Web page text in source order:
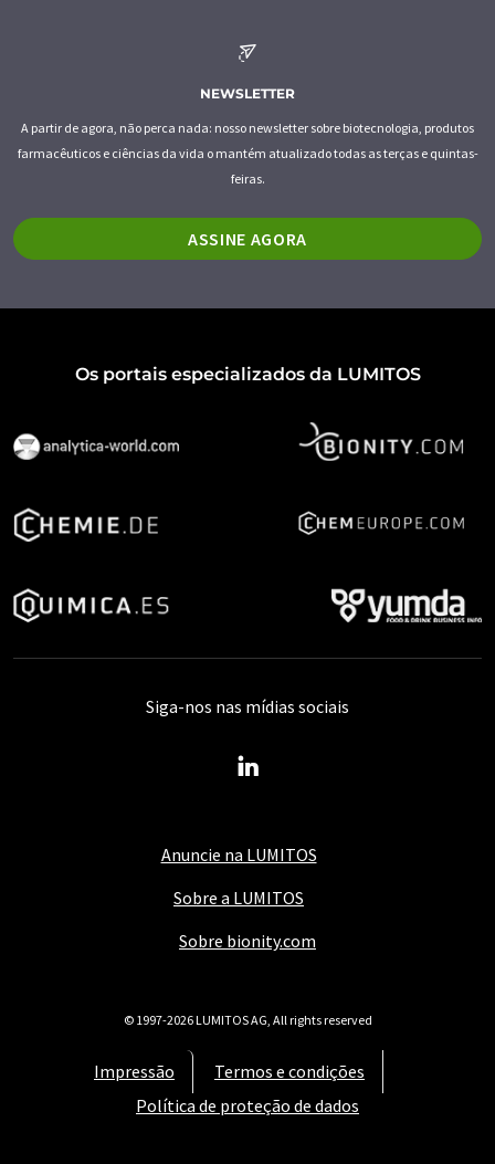
NEWSLETTER
A partir de agora, não perca nada: nosso newsletter sobre biotecnologia, produtos
farmacêuticos e ciências da vida o mantém atualizado todas as terças e quintas-
feiras.
ASSINE AGORA
Os portais especializados da LUMITOS
Anuncie na LUMITOS
Sobre a LUMITOS
Sobre bionity.com
Impressão
Termos e condições
Política de proteção de dados
Siga-nos nas mídias sociais
© 1997-2026 LUMITOS AG, All rights reserved